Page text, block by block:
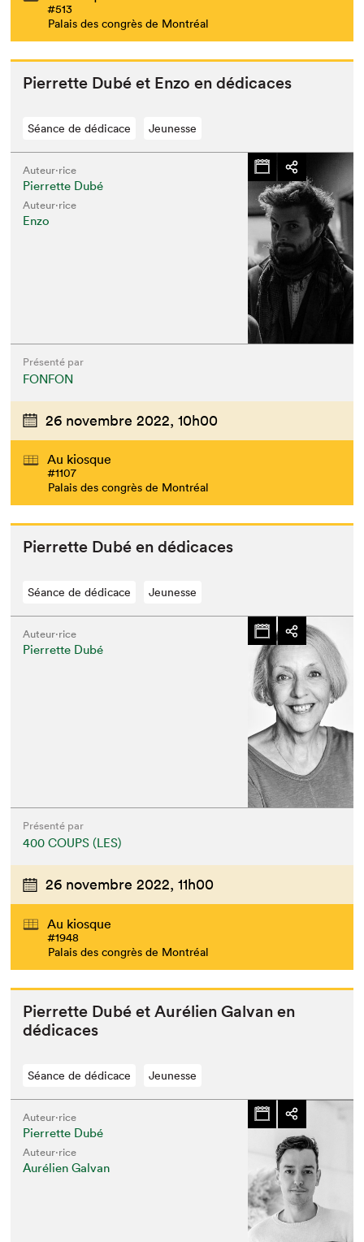
#513
Palais des congrès de Montréal
Pier­rette Dubé et Enzo en dédicaces
Séance de dédicace Jeunesse
Auteur·rice
Pierrette Dubé
Auteur·rice
Enzo
Présenté par
FONFON
26 novembre 2022, 10h00
Au kiosque
#1107
Palais des congrès de Montréal
Pier­rette Dubé en dédicaces
Séance de dédicace Jeunesse
Auteur·rice
Pierrette Dubé
Présenté par
400 COUPS (LES)
26 novembre 2022, 11h00
Au kiosque
#1948
Palais des congrès de Montréal
Pier­rette Dubé et Aurélien Gal­van en
dédicaces
Séance de dédicace Jeunesse
Auteur·rice
Pierrette Dubé
Auteur·rice
Aurélien Galvan